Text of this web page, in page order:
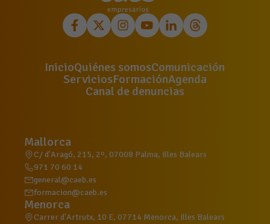
InicioQuiénes somosComunicación
ServiciosFormaciónAgenda
Canal de denuncias
Mallorca
C/ d'Aragó, 215, 2º, 07008 Palma, Illes Balears
971 70 60 14
general@caeb.es
formacion@caeb.es
Menorca
Carrer d'Artrutx, 10 E, 07714 Menorca, Illes Balears